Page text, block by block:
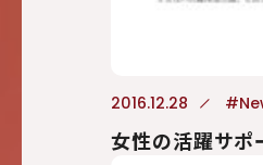
2016.12.28
女性の活躍サポ